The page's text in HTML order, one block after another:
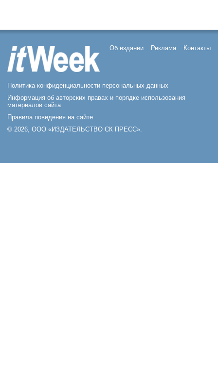
Об издании Реклама Контакты
Политика конфиденциальности персональных данных
Информация об авторских правах и порядке использования
материалов сайта
Правила поведения на сайте
© 2026, ООО «ИЗДАТЕЛЬСТВО СК ПРЕСС».